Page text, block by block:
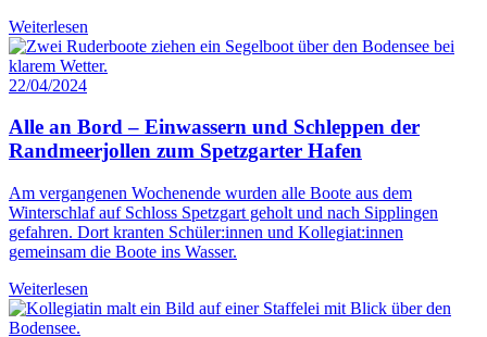
Weiterlesen
22/04/2024
Alle an Bord – Einwassern und Schleppen der
Randmeerjollen zum Spetzgarter Hafen
Am vergangenen Wochenende wurden alle Boote aus dem
Winterschlaf auf Schloss Spetzgart geholt und nach Sipplingen
gefahren. Dort kranten Schüler:innen und Kollegiat:innen
gemeinsam die Boote ins Wasser.
Weiterlesen